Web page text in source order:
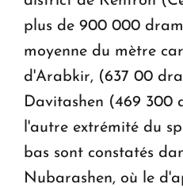
plus de 900 000
moyenne du mètre
d'Arabkir, (637 00
Davitashen (469 300
l'autre extrémité du
bas sont constatés
Nubarashen, où le